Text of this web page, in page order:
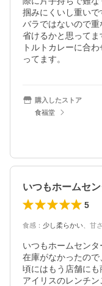
掴みにくいし重い
バラではないので
省けるかと思って
トルトカレーに合
ってます。
購入したストア
食福堂
5
食感 ： 少し柔らかい 甘さ
いつもホームセン
在庫がなかったの
頃にはもう店舗に
アイリスのレンチ